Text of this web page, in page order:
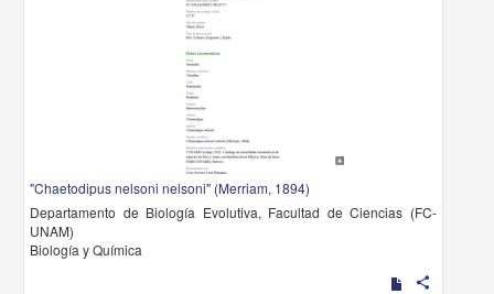
"Chaetodipus nelsoni nelsoni" (Merriam, 1894)
Departamento de Biología Evolutiva, Facultad de Ciencias (FC-
UNAM)
Biología y Química
share